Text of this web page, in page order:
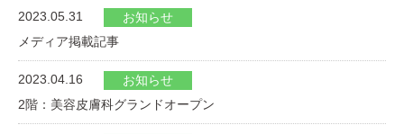
2023.05.31
お知らせ
メディア掲載記事
2023.04.16
お知らせ
2階：美容皮膚科グランドオープン